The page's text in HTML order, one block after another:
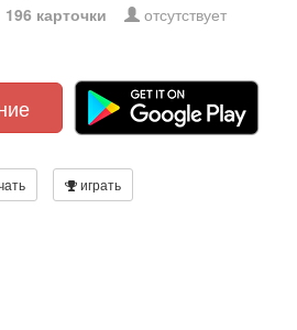
196 карточки отсутствует
играть